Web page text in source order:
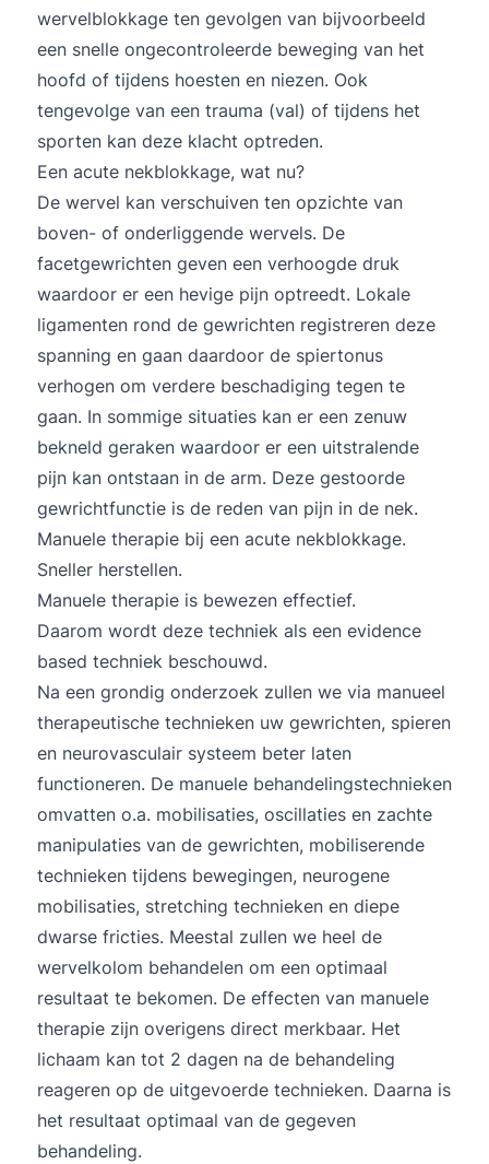
wervelblokkage ten gevolgen van bijvoorbeeld
een snelle ongecontroleerde beweging van het
hoofd of tijdens hoesten en niezen. Ook
tengevolge van een trauma (val) of tijdens het
sporten kan deze klacht optreden.
Een acute nekblokkage, wat nu?
De wervel kan verschuiven ten opzichte van
boven- of onderliggende wervels. De
facetgewrichten geven een verhoogde druk
waardoor er een hevige pijn optreedt. Lokale
ligamenten rond de gewrichten registreren deze
spanning en gaan daardoor de spiertonus
verhogen om verdere beschadiging tegen te
gaan. In sommige situaties kan er een zenuw
bekneld geraken waardoor er een uitstralende
pijn kan ontstaan in de arm. Deze gestoorde
gewrichtfunctie is de reden van pijn in de nek.
Manuele therapie bij een acute nekblokkage.
Sneller herstellen.
Manuele therapie is bewezen effectief.
Daarom wordt deze techniek als een evidence
based techniek beschouwd.
Na een grondig onderzoek zullen we via manueel
therapeutische technieken uw gewrichten, spieren
en neurovasculair systeem beter laten
functioneren. De manuele behandelingstechnieken
omvatten o.a. mobilisaties, oscillaties en zachte
manipulaties van de gewrichten, mobiliserende
technieken tijdens bewegingen, neurogene
mobilisaties, stretching technieken en diepe
dwarse fricties. Meestal zullen we heel de
wervelkolom behandelen om een optimaal
resultaat te bekomen. De effecten van manuele
therapie zijn overigens direct merkbaar. Het
lichaam kan tot 2 dagen na de behandeling
reageren op de uitgevoerde technieken. Daarna is
het resultaat optimaal van de gegeven
behandeling.